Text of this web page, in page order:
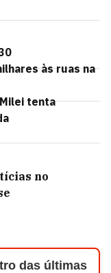
às ruas na
tenta
no
das últimas